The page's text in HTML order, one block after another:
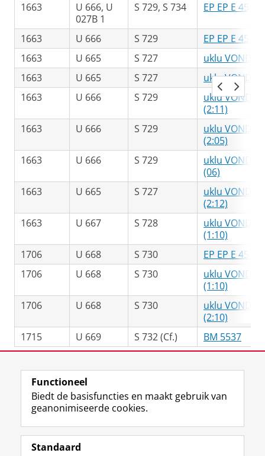
1663
U 666, U
027B 1
S 729, S 734 EP EP E 45 B 1
1663 U 666 S 729
EP EP E 45 B
1663
U 665 S 727
uklu VONDEL
1663
U 665 S 727
uklu VONDEL
1663
U 666 S 729
uklu VONDEL
(2:11)
1663
U 666 S 729
uklu VONDEL
(2:05)
1663
U 666 S 729
uklu VONDEL
(06)
1663
U 665 S 727
uklu VONDEL
(2:12)
1663
U 667 S 728
uklu VONDEL
(1:10)
1706
U 668 S 730
EP EP E 45
1706
U 668 S 730
uklu VONDEL
(1:10)
1706
U 668 S 730
uklu VONDEL
(2:10)
1715
U 669 S 732 (Cf.) BM 5537
Laatst gewijzigd: 12 juni 2025 13:39
Volg ons op
M
a
I
n
Functioneel
Biedt de basisfuncties en maakt gebruik van
geanonimiseerde cookies.
Standaard